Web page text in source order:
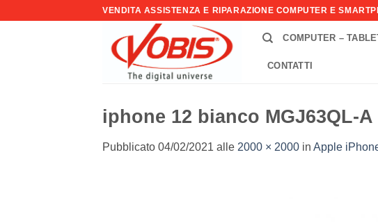
VENDITA ASSISTENZA E RIPARAZIONE COMPUTER E
COMPUTER –
CONTATTI
iphone 12 bianco MGJ63QL-A
Pubblicato 04/02/2021 alle 2000 × 2000 in Apple